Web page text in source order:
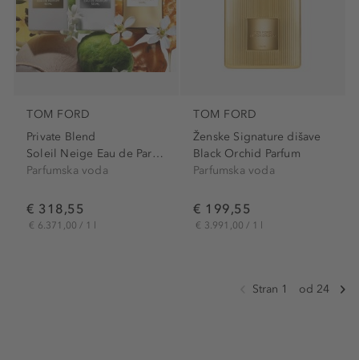
TOM FORD
Private Blend
Soleil Neige Eau de Parfum
Parfumska voda
€ 318,55
€ 6.371,00 / 1 l
TOM FORD
Ženske Signature dišave
Black Orchid Parfum
Parfumska voda
€ 199,55
€ 3.991,00 / 1 l
Stran 1 od 24